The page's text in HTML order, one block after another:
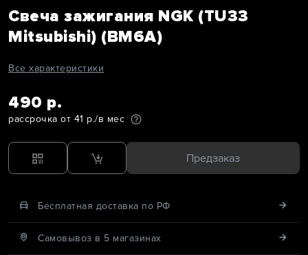
Свеча зажигания NGK (TU33
Mitsubishi) (BM6A)
Все характеристики
490 р.
рассрочка от 41 р./в мес
Предзаказ
Бесплатная доставка по РФ
Cамовывоз в 5 магазинах